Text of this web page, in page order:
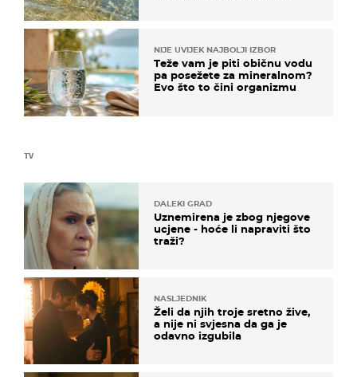
TV
DALEKI GRAD
Uznemirena je zbog njegove
ucjene - hoće li napraviti što
traži?
NASLJEDNIK
Želi da njih troje sretno žive,
a nije ni svjesna da ga je
odavno izgubila
NIJE UVIJEK NAJBOLJI IZBOR
Teže vam je piti običnu vodu
pa posežete za mineralnom?
Evo što to čini organizmu